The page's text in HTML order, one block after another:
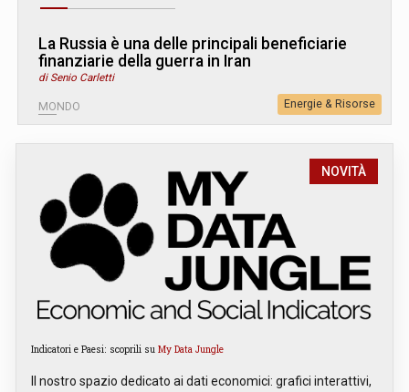
La Russia è una delle principali beneficiarie
finanziarie della guerra in Iran
di Senio Carletti
MONDO Energie & Risorse
NOVITÀ
Indicatori e Paesi: scoprili su My Data Jungle
Il nostro spazio dedicato ai dati economici: grafici interattivi,